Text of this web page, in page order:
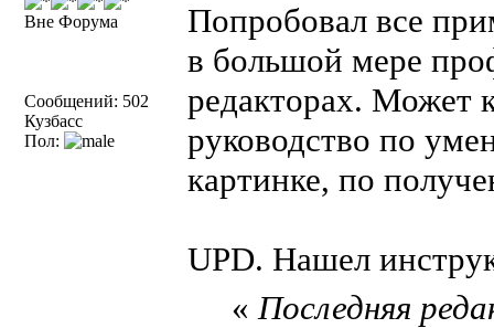
Вне Форума
Сообщений: 502
Кузбасс
Пол:
Попробовал все
в большой мере
редакторах. Может
руководство по
картинке, по
UPD. Нашел
«Последняя